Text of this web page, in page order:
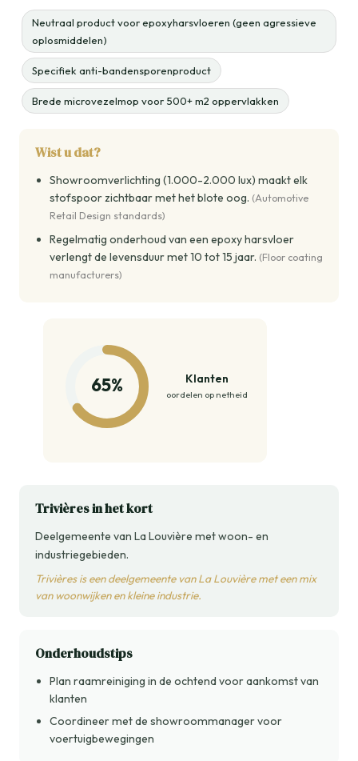
Neutraal product voor epoxyharsvloeren (geen agressieve
oplosmiddelen)
Specifiek anti-bandensporenproduct
Brede microvezelmop voor 500+ m2 oppervlakken
Wist u dat?
Showroomverlichting (1.000-2.000 lux) maakt elk
stofspoor zichtbaar met het blote oog. (Automotive
Retail Design standards)
Regelmatig onderhoud van een epoxy harsvloer
verlengt de levensduur met 10 tot 15 jaar. (Floor coating
manufacturers)
65% Klanten
oordelen op netheid
Trivières in het kort
Deelgemeente van La Louvière met woon- en
industriegebieden.
Trivières is een deelgemeente van La Louvière met een mix
van woonwijken en kleine industrie.
Onderhoudstips
Plan raamreiniging in de ochtend voor aankomst van
klanten
Coordineer met de showroommanager voor
voertuigbewegingen